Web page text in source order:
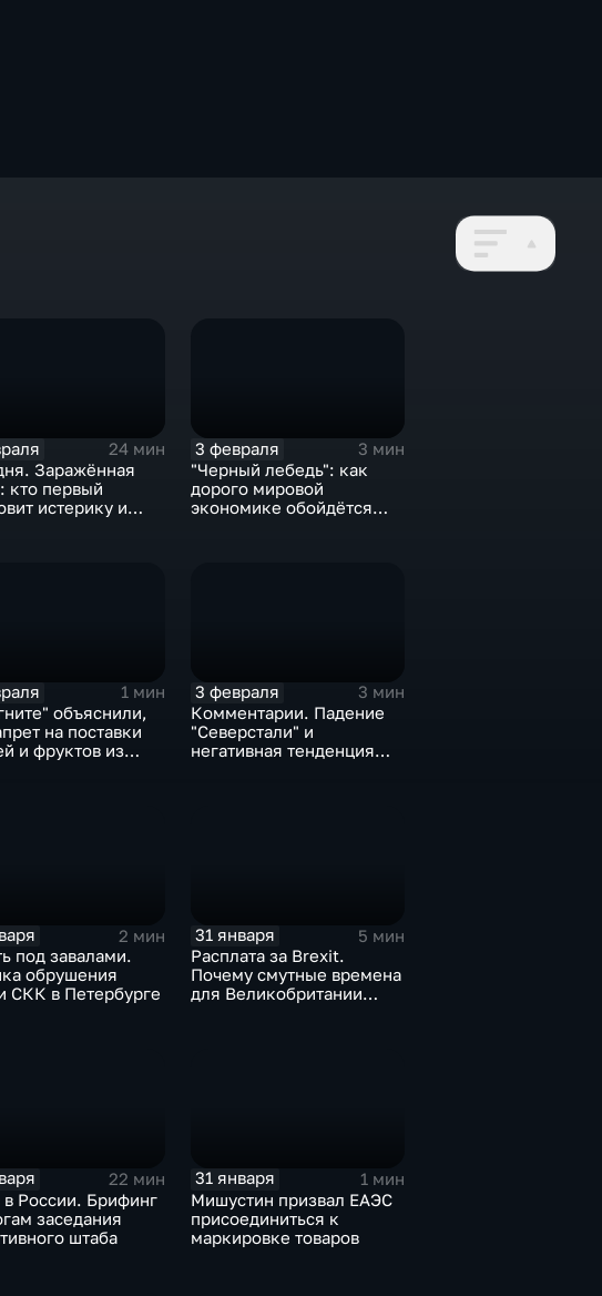
24 мин
Заражённая
кто первый
истерику и
3 февраля
3 мин
"Черный лебедь": как
дорого мировой
экономике обойдётся
1 мин
объяснили,
на поставки
и фруктов из
3 февраля
3 мин
Комментарии. Падение
"Северстали" и
негативная тенденция
2 мин
под завалами.
обрушения
СКК в Петербурге
31 января
5 мин
Расплата за Brexit.
Почему смутные времена
для Великобритании
22 мин
в России. Брифинг
заседания
штаба
31 января
1 мин
Мишустин призвал ЕАЭС
присоединиться к
маркировке товаров